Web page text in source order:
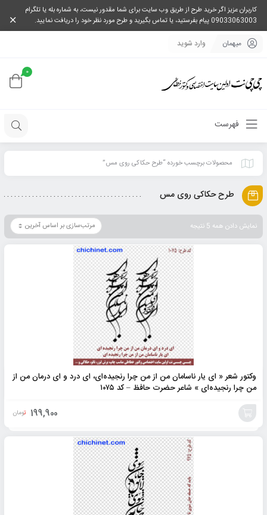
کاربران عزیز اگر خرید طرح از طریق وب سایت برای شما مقدور نیست، به شماره بله یا تلگرام
09033063003 پیام بفرستید، یا تماس بگیرید و طرح مورد نظر خود را دریافت نمایید.
میهمان وارد شوید
0
فهرست
محصولات برچسب خورده “طرح حکاکی روی مس”
طرح حکاکی روی مس
نمایش دادن همه 5 نتیجه
وکتور شعر « ای یار ناسامان من از من چرا رنجیده‌ای، ای درد و ای درمان من از
من چرا رنجیده‌ای » شاعر حضرت حافظ – کد ۱۰۷۵
199,900 تومان